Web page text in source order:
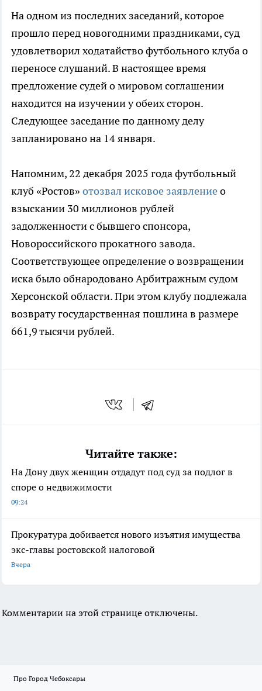
На одном из последних заседаний, которое
прошло перед новогодними праздниками, суд
удовлетворил ходатайство футбольного клуба о
переносе слушаний. В настоящее время
предложение судей о мировом соглашении
находится на изучении у обеих сторон.
Следующее заседание по данному делу
запланировано на 14 января.
Напомним, 22 декабря 2025 года футбольный
клуб «Ростов» отозвал исковое заявлениео
взыскании 30 миллионов рублей
задолженности с бывшего спонсора,
Новороссийского прокатного завода.
Соответствующее определение о возвращении
иска было обнародовано Арбитражным судом
Херсонской области. При этом клубу подлежала
возврату государственная пошлина в размере
661,9 тысячи рублей.
Читайте также:
На Дону двух женщин отдадут под суд за подлог в
споре о недвижимости
09:24
Прокуратура добивается нового изъятия имущества
экс-главы ростовской налоговой
Вчера
Комментарии на этой странице отключены.
Про Город Чебоксары